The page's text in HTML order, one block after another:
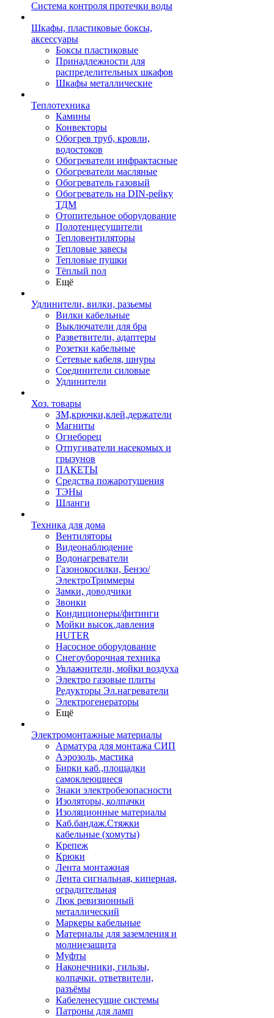
Система контроля протечки воды
Шкафы, пластиковые боксы,
аксессуары
Боксы пластиковые
Принадлежности для
распределительных шкафов
Шкафы металлические
Теплотехника
Камины
Конвекторы
Обогрев труб, кровли,
водостоков
Обогреватели инфрактасные
Обогреватели масляные
Обогреватель газовый
Обогреватель на DIN-рейку
ТДМ
Отопительное оборудование
Полотенцесушители
Тепловентиляторы
Тепловые завесы
Тепловые пушки
Тёплый пол
Ещё
Удлинители, вилки, разьемы
Вилки кабельные
Выключатели для бра
Разветвители, адаптеры
Розетки кабельные
Сетевые кабеля, шнуры
Соединители силовые
Удлинители
Хоз. товары
ЗМ,крючки,клей,держатели
Магниты
Огнеборец
Отпугиватели насекомых и
грызунов
ПАКЕТЫ
Средства пожаротушения
ТЭНы
Шланги
Техника для дома
Вентиляторы
Видеонаблюдение
Водонагреватели
Газонокосилки, Бензо/
ЭлектроТриммеры
Замки, доводчики
Звонки
Кондиционеры/фитинги
Мойки высок.давления
HUTER
Насосное оборудование
Снегоуборочная техника
Увлажнители, мойки воздуха
Электро газовые плиты
Редукторы Эл.нагреватели
Электрогенераторы
Ещё
Электромонтажные материалы
Арматура для монтажа СИП
Аэрозоль, мастика
Бирки каб.,площадки
самоклеющиеся
Знаки электробезопасности
Изоляторы, колпачки
Изоляционные материалы
Каб.бандаж.Стяжки
кабельные (хомуты)
Крепеж
Крюки
Лента монтажная
Лента сигнальная, киперная,
оградительная
Люк ревизионный
металлический
Маркеры кабельные
Материалы для заземления и
молниезащита
Муфты
Наконечники, гильзы,
колпачки. ответвители,
разъёмы
Кабеленесущие системы
Патроны для ламп